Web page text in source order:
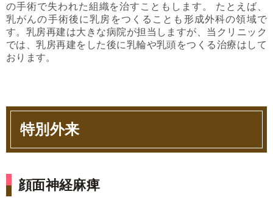
の手術で失われた組織を治すこともします。 たとえば、
乳がんの手術後に乳房をつくることも形成外科の領域で
す。乳房再建は大きな病院が担当しますが、当クリニック
では、乳房再建をした後に乳輪や乳頭をつくる治療はして
おります。
特別外来
顔面神経麻痺